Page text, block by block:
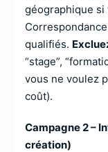
géographique
qualifiés.
“stage”,
vous ne voulez
coût).
Campagne 2 –
création)